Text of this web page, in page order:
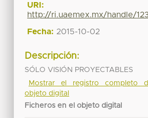
URI:
http://ri.uaemex.mx/handle/
Fecha: 2015-10-02
Descripción:
SÓLO VISIÓN PROYECTABLES
Mostrar el registro completo
objeto digital
Ficheros en el objeto digital